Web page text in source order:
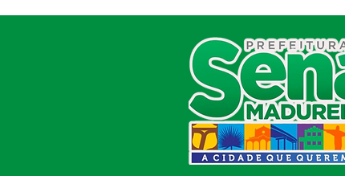
CIDADÃO (SIC) E OUVIDORIA
Prefeitura de Sena Madureira
CNPJ 04.513.362/0001-37
Av. Avelino Chaves, n° 720, 69940-
Sena Madureira, Acre, Brasil